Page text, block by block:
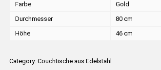
Farbe
Gold
Durchmesser
80 cm
Höhe
46 cm
Category:Couchtische aus Edelstahl